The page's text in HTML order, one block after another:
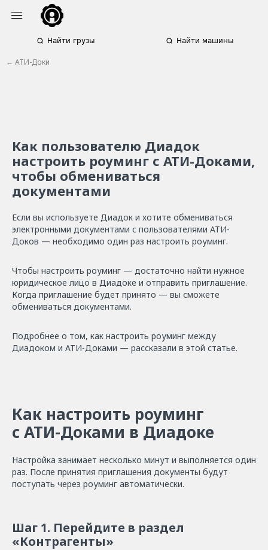
Найти грузы Найти машины
← АТИ-Доки
Как пользователю Диадок
настроить роуминг с АТИ-Доками,
чтобы обмениваться
документами
Если вы используете Диадок и хотите обмениваться
электронными документами с пользователями АТИ-
Доков — необходимо один раз настроить роуминг.
Чтобы настроить роуминг — достаточно найти нужное
юридическое лицо в Диадоке и отправить приглашение.
Когда приглашение будет принято — вы сможете
обмениваться документами.
Подробнее о том, как настроить роуминг между
Диадоком и АТИ-Доками — рассказали в этой статье.
Как настроить роуминг
с АТИ-Доками в Диадоке
Настройка занимает несколько минут и выполняется один
раз. После принятия приглашения документы будут
поступать через роуминг автоматически.
Шаг 1. Перейдите в раздел
«Контрагенты»